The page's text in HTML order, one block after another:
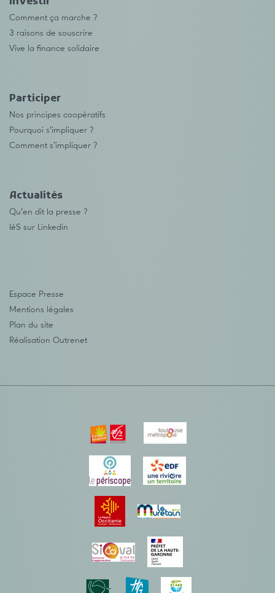
Comment ça marche ?
3 raisons de souscrire
Vive la finance solidaire
Participer
Nos principes coopératifs
Pourquoi s’impliquer ?
Comment s’impliquer ?
Actualités
Qu’en dit la presse ?
IéS sur Linkedin
Espace Presse
Mentions légales
Plan du site
Réalisation Outrenet